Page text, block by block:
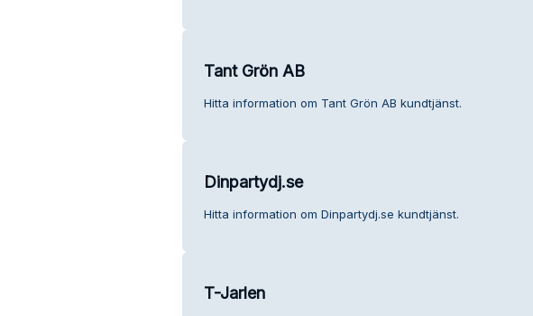
Tant Grön AB
Hitta information om Tant Grön AB kundtjänst.
Dinpartydj.se
Hitta information om Dinpartydj.se kundtjänst.
T-Jarlen